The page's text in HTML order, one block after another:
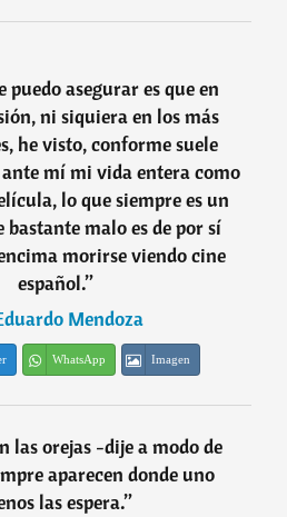
puedo asegurar es que en
ni siquiera en los más
he visto, conforme suele
mí mi vida entera como
lo que siempre es un
malo es de por sí
morirse viendo cine
español.”
Mendoza
WhatsApp Imagen
las orejas -dije a modo de
aparecen donde uno
las espera.”